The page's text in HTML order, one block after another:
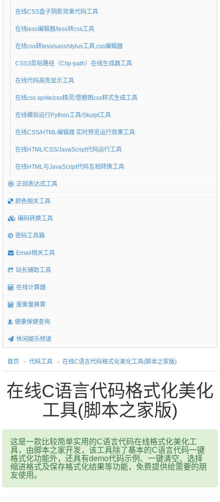
在线CSS盒子阴影效果代码工具
在线less编辑器/less转css工具
在线css转less/sass/stylus工具,css编辑器
CSS3剪贴路径（Clip-path）在线生成器工具
在线代码高亮显示工具
在线css sprite/css精灵/雪碧图css样式生成工具
在线模拟运行Python工具/Skulpt工具
在线CSS/HTML编辑器 实时预览运行效果工具
在线HTML/CSS/JavaScript代码运行工具
在线HTML与JavaScript代码互相转换工具
正则表达式工具
颜色相关工具
编码转换工具
密码工具箱
Email相关工具
站长辅助工具
在线计算器
度衡量换算
健康保健查询
休闲娱乐频道
首页 代码工具 在线C语言代码格式化美化工具(脚本之家版)
在线C语言代码格式化美化
工具(脚本之家版)
这是一款比较简单实用的C语言代码在线格式化美化工
具，由脚本之家开发，该工具除了基本的C语言代码一键
格式化功能外，还具有demo代码示例、一键清空、选择
缩进格式及保存格式化结果等功能，免费提供给需要的朋
友使用。